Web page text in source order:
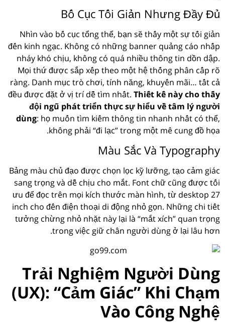
Bố Cục Tối Giản Nhưng Đầy Đủ
Nhìn vào bố cục tổng thể, bạn sẽ thấy một sự tối giản
đến kinh ngạc. Không có những banner quảng cáo nhấp
nháy khó chịu, không có quá nhiều thông tin dồn dập.
Mọi thứ được sắp xếp theo một hệ thống phân cấp rõ
ràng. Danh mục trò chơi, tính năng, khuyến mãi… tất cả
đều được đặt ở vị trí dễ tìm nhất. Thiết kế này cho thấy
đội ngũ phát triển thực sự hiểu về tâm lý người
dùng: họ muốn tìm kiếm thông tin nhanh nhất có thể,
không phải “đi lạc” trong một mê cung đồ họa.
Màu Sắc Và Typography
Bảng màu chủ đạo được chọn lọc kỹ lưỡng, tạo cảm giác
sang trọng và dễ chịu cho mắt. Font chữ cũng được tối
ưu để đọc trên mọi kích thước màn hình, từ desktop 27
inch cho đến điện thoại di động nhỏ gọn. Những chi tiết
tưởng chừng nhỏ nhặt này lại là “mắt xích” quan trọng
trong việc giữ chân người dùng ở lại lâu hơn.
Trải Nghiệm Người Dùng
(UX): “Cảm Giác” Khi Chạm
Vào Công Nghệ